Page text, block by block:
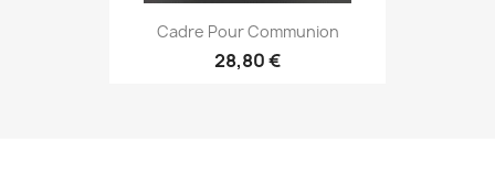
Cadre Pour Communion
28,80 €